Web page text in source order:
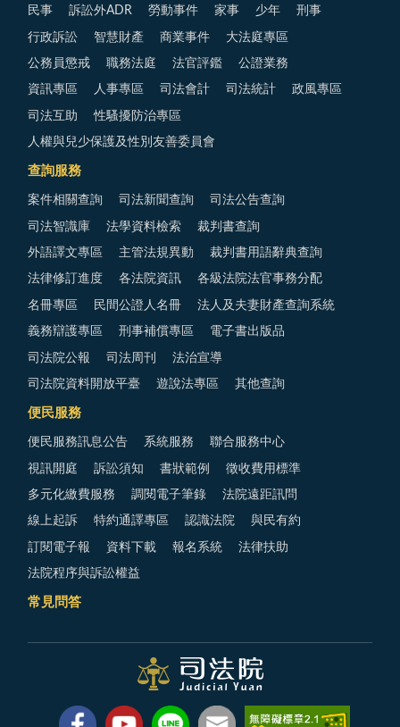
民事 訴訟外ADR 勞動事件 家事 少年 刑事
行政訴訟 智慧財產 商業事件 大法庭專區
公務員懲戒 職務法庭 法官評鑑 公證業務
資訊專區 人事專區 司法會計 司法統計 政風專區
司法互助 性騷擾防治專區
人權與兒少保護及性別友善委員會
查詢服務
案件相關查詢 司法新聞查詢 司法公告查詢
司法智識庫 法學資料檢索 裁判書查詢
外語譯文專區 主管法規異動 裁判書用語辭典查詢
法律修訂進度 各法院資訊 各級法院法官事務分配
名冊專區 民間公證人名冊 法人及夫妻財產查詢系統
義務辯護專區 刑事補償專區 電子書出版品
司法院公報 司法周刊 法治宣導
司法院資料開放平臺 遊說法專區 其他查詢
便民服務
便民服務訊息公告 系統服務 聯合服務中心
視訊開庭 訴訟須知 書狀範例 徵收費用標準
多元化繳費服務 調閱電子筆錄 法院遠距訊問
線上起訴 特約通譯專區 認識法院 與民有約
訂閱電子報 資料下載 報名系統 法律扶助
法院程序與訴訟權益
常見問答